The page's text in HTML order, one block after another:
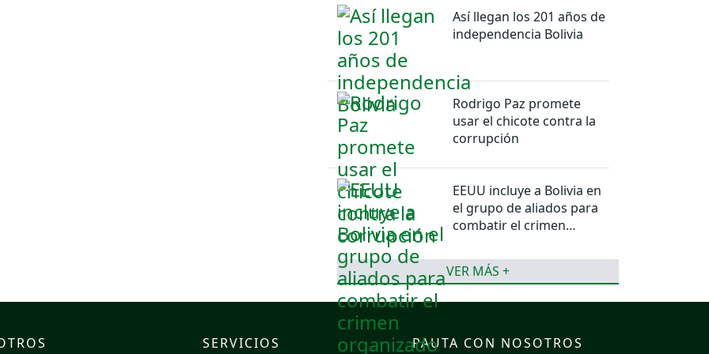
Así llegan los 201 años de
independencia Bolivia
Rodrigo Paz promete
usar el chicote contra la
corrupción
EEUU incluye a Bolivia en
el grupo de aliados para
combatir el crimen
VER MÁS +
SERVICIOS PAUTA CON NOSOTROS